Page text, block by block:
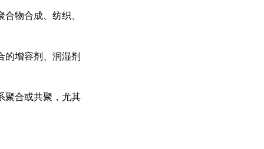
物合成、纺织、
的增容剂、润湿剂
聚合或共聚，尤其